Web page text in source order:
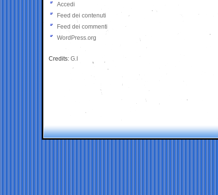
Accedi
Feed dei contenuti
Feed dei commenti
WordPress.org
Credits: G.I